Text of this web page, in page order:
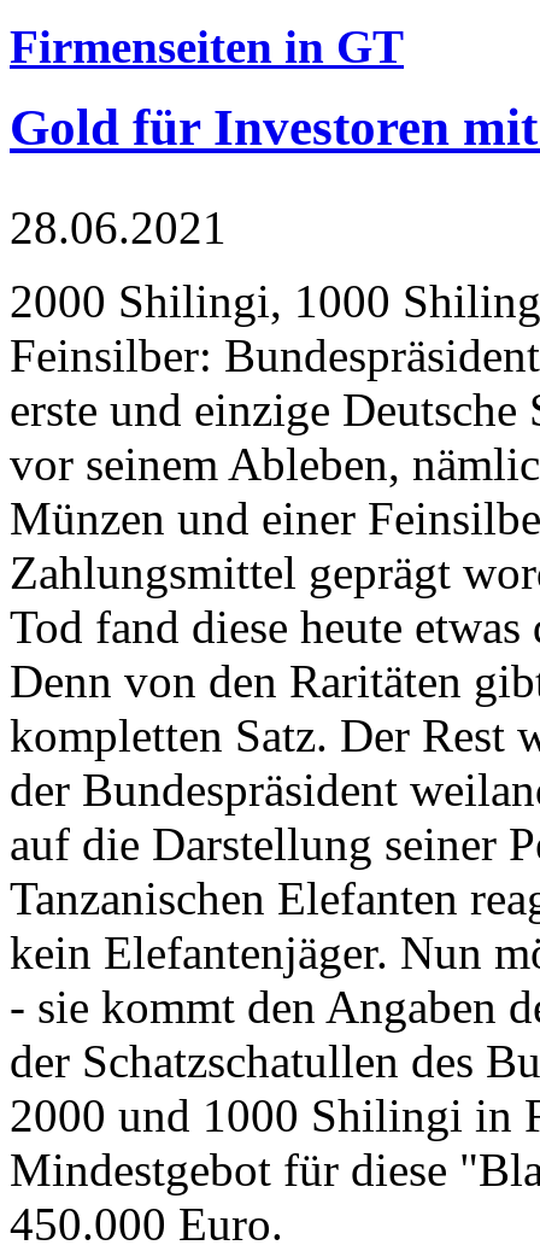
Firmenseiten in GT
Gold für Investoren
28.06.2021
2000 Shilingi, 1000
Feinsilber:
erste und einzige Deutsche
vor seinem Ableben,
Münzen und einer
Zahlungsmittel geprägt
Tod fand diese heute
Denn von den Raritäten
kompletten Satz. Der Rest
der Bundespräsident
auf die Darstellung seiner
Tanzanischen Elefanten
kein Elefantenjäger. Nun
- sie kommt den Angaben
der Schatzschatullen des
2000 und 1000 Shilingi in
Mindestgebot für diese
450.000 Euro.